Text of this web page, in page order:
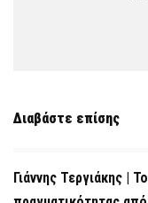
Διαβάστε επίσης
Γιάννης Τεργιάκης |